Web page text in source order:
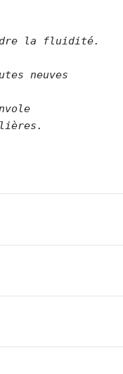
la fluidité.
neuves